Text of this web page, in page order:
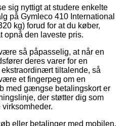
sig nyttigt at studere enkelte
på Gymleco 410 International
kg) forud for at du køber,
opnå den laveste pris.
så påpasselig, at når en
deres varer for en
tiltalende, så
et fingerpeg om en
med gængse betalingskort er
der støtter dig som
eller betalinger med mobilen.